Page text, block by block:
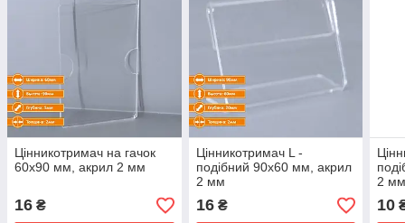
Цінникотримач на гачок
60х90 мм, акрил 2 мм
16 ₴
Цінникотримач L -
подібний 90х60 мм, акрил
2 мм
16₴
2
10